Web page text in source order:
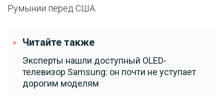
Румынии перед США.
Читайте также
Эксперты нашли доступный OLED-
телевизор Samsung: он почти не уступает
дорогим моделям